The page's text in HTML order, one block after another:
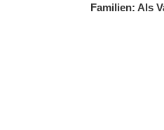
Familien: Als